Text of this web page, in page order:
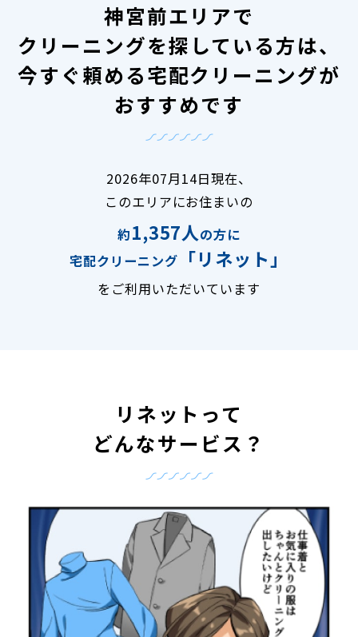
神宮前エリアで
クリーニングを探している方は、
今すぐ頼める宅配クリーニングが
おすすめです
2026年07月14日現在、
このエリアにお住まいの
約1,357人の方に
宅配クリーニング
「リネット」
をご利用いただいています
リネットって
どんなサービス？